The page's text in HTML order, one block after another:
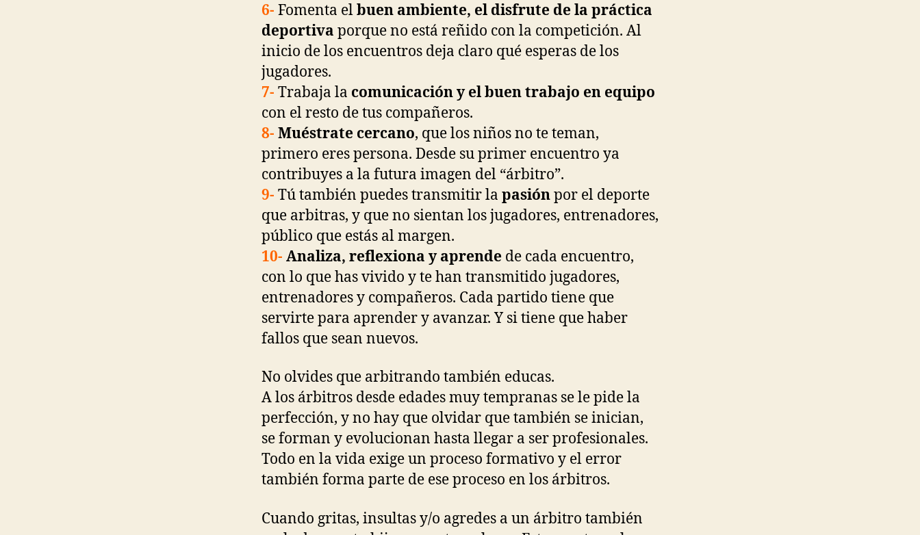
6- Fomenta elbuen ambiente, el disfrute de la práctica
deportiva porque no está reñido con la competición. Al
inicio de los encuentros deja claro qué esperas de los
jugadores.
7- Trabaja la comunicación y el buen trabajo en equipo
con el resto de tus compañeros.
8- Muéstrate cercano, que los niños no te teman,
primero eres persona. Desde su primer encuentro ya
contribuyes a la futura imagen del “árbitro”.
9- Tú también puedes transmitir la pasiónpor el deporte
que arbitras, y que no sientan los jugadores, entrenadores,
público que estás al margen.
10- Analiza, reflexiona y aprende de cada encuentro,
con lo que has vivido y te han transmitido jugadores,
entrenadores y compañeros. Cada partido tiene que
servirte para aprender y avanzar. Y si tiene que haber
fallos que sean nuevos.
No olvides que arbitrando también educas.
A los árbitros desde edades muy tempranas se le pide la
perfección, y no hay que olvidar que también se inician,
se forman y evolucionan hasta llegar a ser profesionales.
Todo en la vida exige un proceso formativo y el error
también forma parte de ese proceso en los árbitros.
Cuando gritas, insultas y/o agredes a un árbitro también